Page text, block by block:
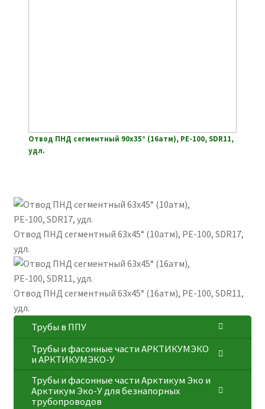
Отвод ПНД сегментный 90х35° (16атм), РЕ-100, SDR11,
удл.
Отвод ПНД сегментный 63х45° (10атм), РЕ-100, SDR17,
удл.
Отвод ПНД сегментный 63х45° (16атм), РЕ-100, SDR11,
удл.
Трубы в ППУ
Трубы и фасонные части АРКТИКУМЭКО
и АРКТИКУМЭКО-У
Трубы и фасонные части Арктикум Эко и
Арктикум Эко-У для безнапорных
трубопроводов